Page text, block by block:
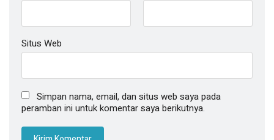
Situs Web
Simpan nama, email, dan situs web saya pada
peramban ini untuk komentar saya berikutnya.